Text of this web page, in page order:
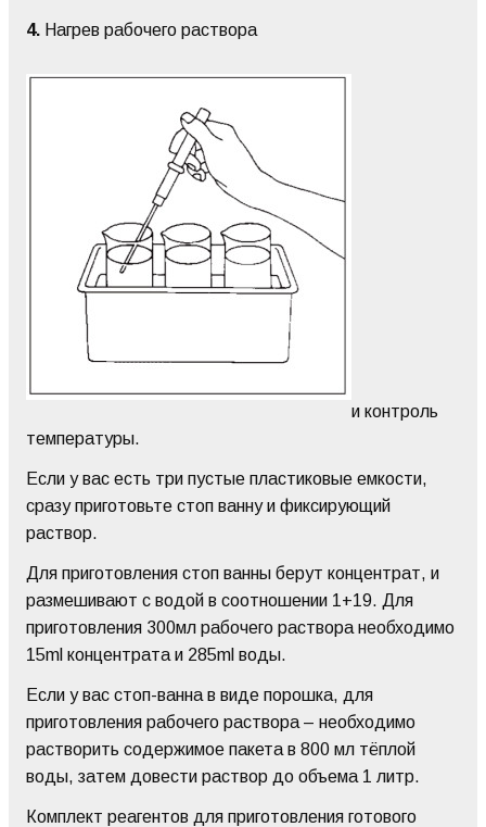
4. Нагрев рабочего раствора
и контроль
температуры.
Если у вас есть три пустые пластиковые емкости,
сразу приготовьте стоп ванну и фиксирующий
раствор.
Для приготовления стоп ванны берут концентрат, и
размешивают с водой в соотношении 1+19. Для
приготовления 300мл рабочего раствора необходимо
15ml концентрата и 285ml воды.
Если у вас стоп-ванна в виде порошка, для
приготовления рабочего раствора – необходимо
растворить содержимое пакета в 800 мл тёплой
воды, затем довести раствор до объема 1 литр.
Комплект реагентов для приготовления готового